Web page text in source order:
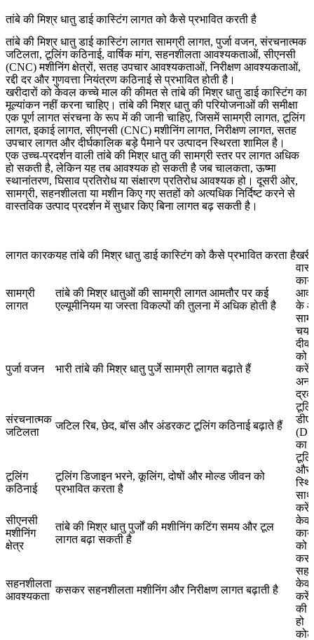
तांबे की मिश्र धातु डाई कास्टिंग लागत को कैसे प्रभावित करती है
तांबे की मिश्र धातु डाई कास्टिंग लागत सामग्री लागत, पुर्जा वजन, संरचनात्मक
जटिलता, टूलिंग कठिनाई, वार्षिक मांग, सहनशीलता आवश्यकताओं, सीएनसी
(CNC) मशीनिंग क्षेत्रों, सतह उपचार आवश्यकताओं, निरीक्षण आवश्यकताओं,
रद्दी दर और गुणवत्ता नियंत्रण कठिनाई से प्रभावित होती है।
खरीदारों को केवल कच्चे माल की कीमत से तांबे की मिश्र धातु डाई कास्टिंग का
मूल्यांकन नहीं करना चाहिए। तांबे की मिश्र धातु की परियोजनाओं की समीक्षा
एक पूर्ण लागत संरचना के रूप में की जानी चाहिए, जिसमें सामग्री लागत, टूलिंग
लागत, इकाई लागत, सीएनसी (CNC) मशीनिंग लागत, निरीक्षण लागत, सतह
उपचार लागत और दीर्घकालिक बड़े पैमाने पर उत्पादन स्थिरता शामिल है।
एक उच्च-प्रदर्शन वाली तांबे की मिश्र धातु की सामग्री स्तर पर लागत अधिक
हो सकती है, लेकिन यह तब आवश्यक हो सकती है जब चालकता, ऊष्मा
स्थानांतरण, घिसाव प्रतिरोध या संक्षारण प्रतिरोध आवश्यक हो। दूसरी ओर,
सामग्री, सहनशीलता या मशीन किए गए सतहों को अत्यधिक निर्दिष्ट करने से
वास्तविक उत्पाद प्रदर्शन में सुधार किए बिना लागत बढ़ सकती है।
लागत कारकयह तांबे की मिश्र धातु डाई कास्टिंग को कैसे प्रभावित करता है
सामग्री
लागत
तांबे की मिश्र धातुओं की सामग्री लागत आमतौर पर कई
एल्यूमीनियम या जस्ता विकल्पों की तुलना में अधिक होती है
के
पुर्जा वजन भारी तांबे की मिश्र धातु पुर्जे सामग्री लागत बढ़ाते हैं
को
करें
संरचनात्मक
जटिलता
जटिल रिब, छेद, बॉस और अंडरकट टूलिंग कठिनाई बढ़ाते हैं
का
टूलिंग
कठिनाई
टूलिंग डिजाइन भरने, कूलिंग, दोषों और मोल्ड जीवन को
प्रभावित करता है
और
करें
सीएनसी
मशीनिंग
क्षेत्र
तांबे की मिश्र धातु पुर्जों की मशीनिंग कटिंग समय और टूल
लागत बढ़ा सकती है
को
सहनशीलता
आवश्यकता
कसकर सहनशीलता मशीनिंग और निरीक्षण लागत बढ़ाती है
करें
की
हो